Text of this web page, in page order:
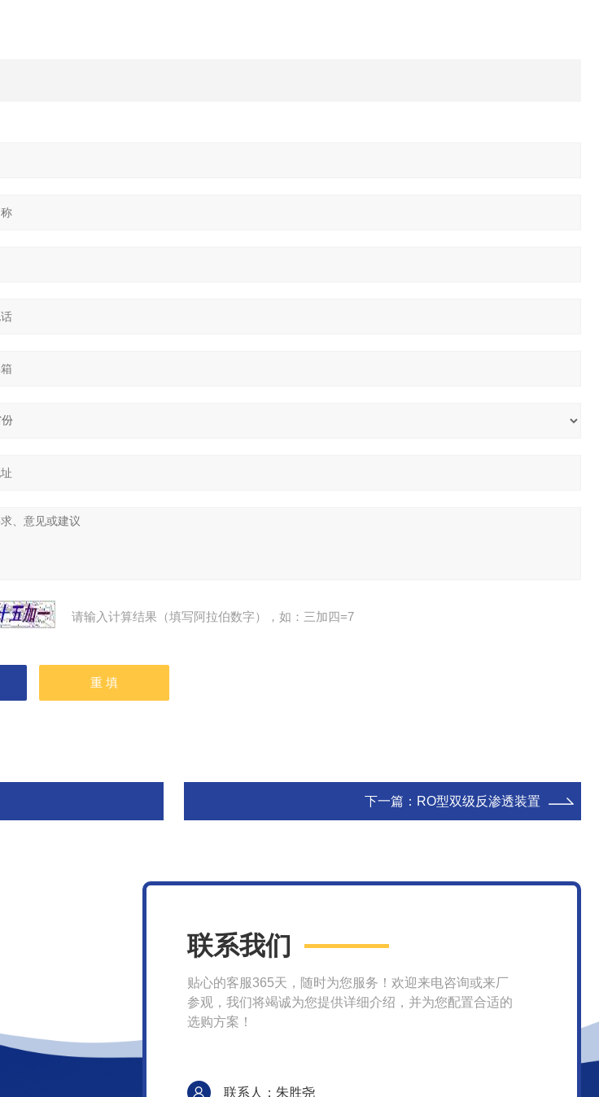
请输入计算结果（填写阿拉伯数字），如：三加四=7
下一篇： RO型双级反渗透装置
联系我们
贴心的客服365天，随时为您服务！欢迎来电咨询或来厂
参观，我们将竭诚为您提供详细介绍，并为您配置合适的
选购方案！
联系人：朱胜尧